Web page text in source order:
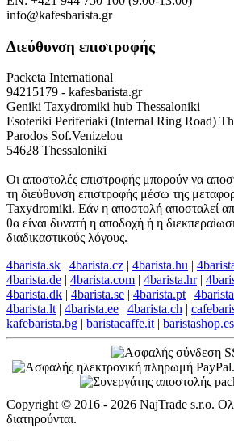
info@kafesbarista.gr
Διεύθυνση επιστροφής
Packeta International
94215179 - kafesbarista.gr
Geniki Taxydromiki hub Thessaloniki
Esoteriki Periferiaki (Internal Ring Road)
Parodos Sof.Venizelou
54628 Thessaloniki
Οι αποστολές επιστροφής μπορούν να
τη διεύθυνση επιστροφής μέσω της
Taxydromiki. Εάν η αποστολή αποσταλεί
θα είναι δυνατή η αποδοχή ή η
διαδικαστικούς λόγους.
4barista.sk | 4barista.cz | 4barista.hu |
4barista.de | 4barista.com | 4barista.hr|
4barista.dk | 4barista.se | 4barista.pt |
4barista.lt | 4barista.ee | 4barista.ch |
kafebarista.bg | baristacaffe.it | baristashop.es
Copyright © 2016 - 2026 NajTrade s.r.o.
διατηρούνται.